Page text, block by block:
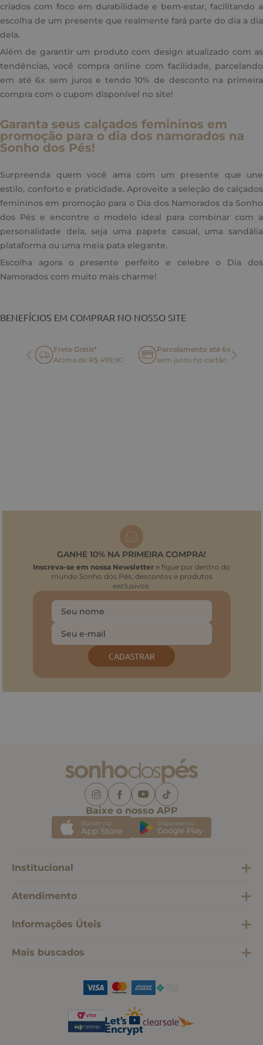
criados com foco em durabilidade e bem-estar, facilitando a
escolha de um presente que realmente fará parte do dia a dia
dela.
Além de garantir um produto com design atualizado com as
tendências, você compra online com facilidade, parcelando
em até 6x sem juros e tendo 10% de desconto na primeira
compra com o cupom disponível no site!
Garanta seus calçados femininos em
promoção para o dia dos namorados na
Sonho dos Pés!
Surpreenda quem você ama com um presente que une
estilo, conforto e praticidade. Aproveite a seleção de calçados
femininos em promoção para o Dia dos Namorados da Sonho
dos Pés e encontre o modelo ideal para combinar com a
personalidade dela, seja uma papete casual, uma sandália
plataforma ou uma meia pata elegante.
Escolha agora o presente perfeito e celebre o Dia dos
Namorados com muito mais charme!
BENEFÍCIOS EM COMPRAR NO NOSSO SITE
Frete Grátis*
Acima de R$ 499,90
Parcelamento até 6x
sem juros no cartão
GANHE 10% NA PRIMEIRA COMPRA!
Inscreva-se em nossa Newsletter e fique por dentro do
mundo Sonho dos Pés, descontos e produtos
exclusivos.
CADASTRAR
Baixe o nosso APP
Institucional
Atendimento
Informações Úteis
Mais buscados